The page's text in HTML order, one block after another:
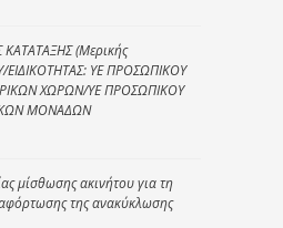
(Μερικής
ΥΕ ΠΡΟΣΩΠΙΚΟΥ
ΧΩΡΩΝ/ΥΕ ΠΡΟΣΩΠΙΚΟΥ
ΜΟΝΑΔΩΝ
μίσθωσης ακινήτου για τη
της ανακύκλωσης